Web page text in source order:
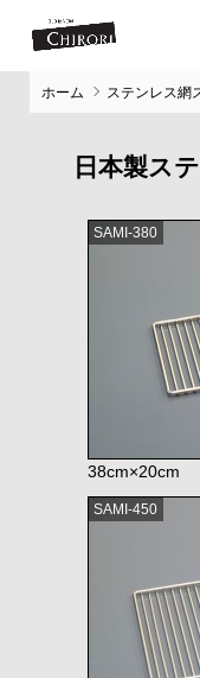
ホーム ステンレス網
日本製ス
SAMI-380
38cm×20cm
SAMI-450